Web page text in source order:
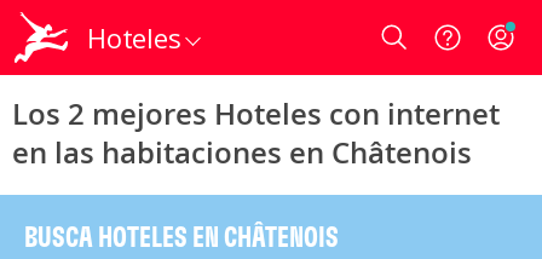
Hoteles Login
Los 2 mejores Hoteles con internet
en las habitaciones en Châtenois
BUSCA HOTELES EN CHÂTENOIS